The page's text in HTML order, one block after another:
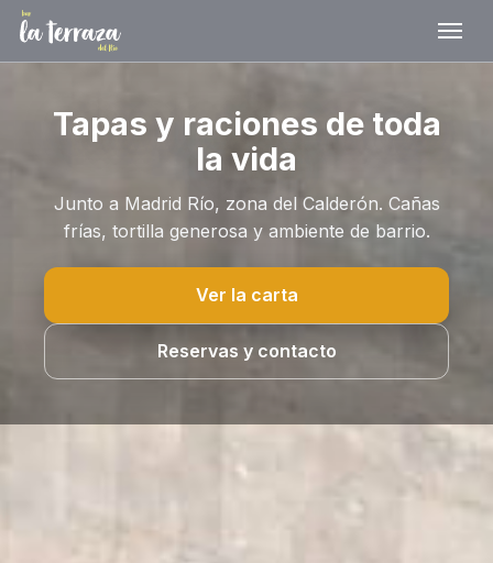
Tapas y raciones de toda
la vida
Junto a Madrid Río, zona del Calderón. Cañas
frías, tortilla generosa y ambiente de barrio.
Ver la carta
Reservas y contacto